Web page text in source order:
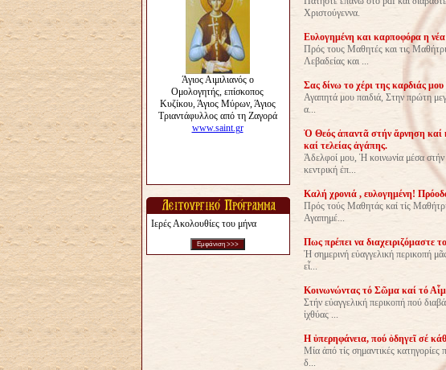
Ιερές Ακολουθίες του μήνα
Χριστούγεννα.
Eυλογημένη και καρποφόρα η
Πρός τους Μαθητές και τις
Λεβαδείας και ...
Σας δίνω το χέρι της καρδιάς
Αγαπητά μου παιδιά, Στην πρώτη
α...
Ὁ Θεός ἀπαντᾶ στήν ἄρνηση καί
καί τελείας ἀγάπης.
Ἀδελφοί μου, Ἡ κοινωνία μέσα στήν
κεντρική ἐπ...
Καλή χρονιά , ευλογημένη!
Πρός τούς Μαθητάς καί τίς
Αγαπημέ...
Πως πρέπει να διαχειριζόμαστε
Ἡ σημερινή εὐαγγελική περικοπή
εἶ...
Κοινωνώντας τό Σῶμα καί τό
Στήν εὐαγγελική περικοπή πού
ἰχθύας ...
Η ὑπερηφάνεια, πού ὁδηγεῖ σέ
Μία ἀπό τίς σημαντικές κατηγορίες
δ...